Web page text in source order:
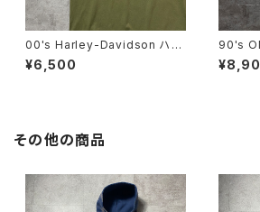
00's Harley-Davidson ハー
レーダビッドソン 両面プリン
ト イーグル コピーライト200
¥6,500
90's ONEITA
N FINS
ント ス
その他の商品